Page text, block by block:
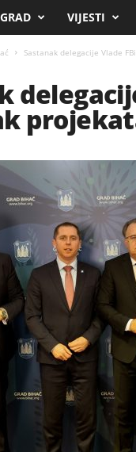
GRAD VIJESTI
Sastanak delegacije Vlade